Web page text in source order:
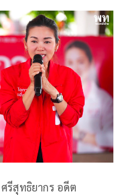
รีสุุทธิยากร อดีต